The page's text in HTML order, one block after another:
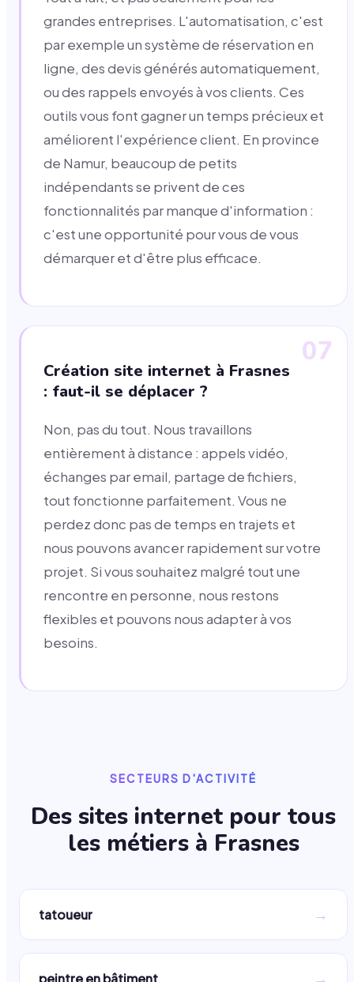
grandes entreprises. L'automatisation, c'est
par exemple un système de réservation en
ligne, des devis générés automatiquement,
ou des rappels envoyés à vos clients. Ces
outils vous font gagner un temps précieux et
améliorent l'expérience client. En province
de Namur, beaucoup de petits
indépendants se privent de ces
fonctionnalités par manque d'information :
c'est une opportunité pour vous de vous
démarquer et d'être plus efficace.
07
Création site internet à Frasnes
: faut-il se déplacer ?
Non, pas du tout. Nous travaillons
entièrement à distance : appels vidéo,
échanges par email, partage de fichiers,
tout fonctionne parfaitement. Vous ne
perdez donc pas de temps en trajets et
nous pouvons avancer rapidement sur votre
projet. Si vous souhaitez malgré tout une
rencontre en personne, nous restons
flexibles et pouvons nous adapter à vos
besoins.
SECTEURS D'ACTIVITÉ
Des sites internet pour tous
les métiers à Frasnes
tatoueur →
→